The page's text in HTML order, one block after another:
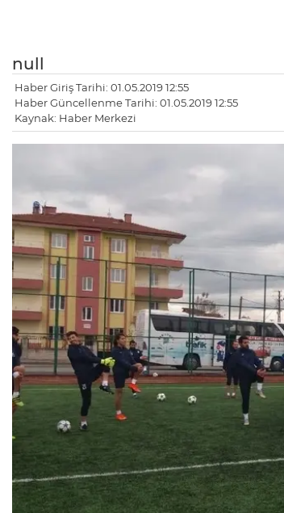
null
Haber Giriş Tarihi: 01.05.2019 12:55
Haber Güncellenme Tarihi: 01.05.2019 12:55
Kaynak: Haber Merkezi